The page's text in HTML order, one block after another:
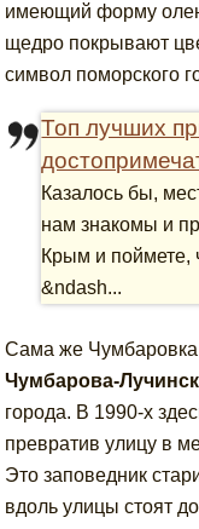
имеющий форму
щедро покрывают
символ поморского
Топ лучших
Казалось бы,
нам знакомы и
Крым и поймете,
&ndash...
Сама же
Чумбарова-
города. В 1990-х
превратив улицу в
Это заповедник
вдоль улицы стоят